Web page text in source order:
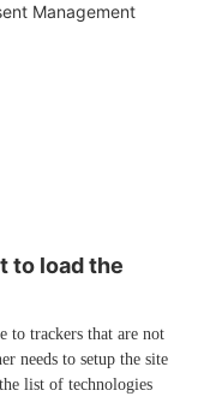
Management
to load the
to trackers that are not
needs to setup the site
list of technologies